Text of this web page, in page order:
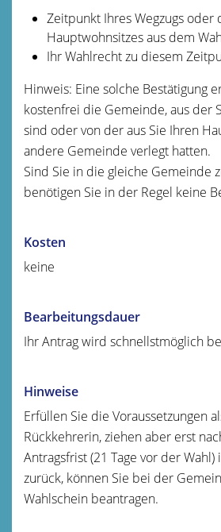
Zeitpunkt Ihres Wegzugs oder
Hauptwohnsitzes aus dem
Ihr Wahlrecht zu diesem
Hinweis: Eine solche Bestätigung
kostenfrei die Gemeinde, aus der
sind oder von der aus Sie Ihren
andere Gemeinde verlegt hatten.
Sind Sie in die gleiche Gemeinde
benötigen Sie in der Regel keine
Kosten
keine
Bearbeitungsdauer
Ihr Antrag wird schnellstmöglich
Hinweise
Erfüllen Sie die Voraussetzungen
Rückkehrerin, ziehen aber erst
Antragsfrist (21 Tage vor der
zurück, können Sie bei der
Wahlschein beantragen.